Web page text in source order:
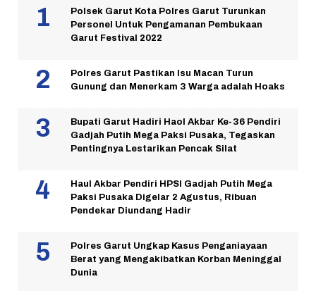
Polsek Garut Kota Polres Garut Turunkan
Personel Untuk Pengamanan Pembukaan
Garut Festival 2022
Polres Garut Pastikan Isu Macan Turun
Gunung dan Menerkam 3 Warga adalah Hoaks
Bupati Garut Hadiri Haol Akbar Ke-36 Pendiri
Gadjah Putih Mega Paksi Pusaka, Tegaskan
Pentingnya Lestarikan Pencak Silat
Haul Akbar Pendiri HPSI Gadjah Putih Mega
Paksi Pusaka Digelar 2 Agustus, Ribuan
Pendekar Diundang Hadir
Polres Garut Ungkap Kasus Penganiayaan
Berat yang Mengakibatkan Korban Meninggal
Dunia